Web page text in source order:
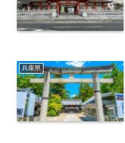
兵庫県